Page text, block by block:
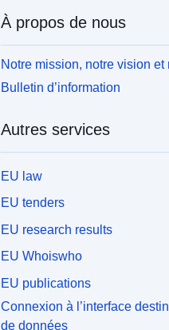
À propos de nous
Notre mission, notre vision et
Bulletin d’information
Autres services
EU law
EU tenders
EU research results
EU Whoiswho
EU publications
Connexion à l’interface
de données